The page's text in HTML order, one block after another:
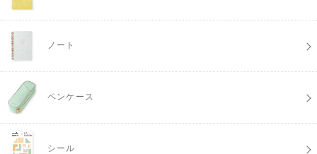
ノート
ペンケース
シール